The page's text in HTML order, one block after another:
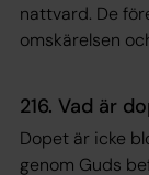
nattvard. De
omskärelsen
216. Vad är
Dopet är icke
genom Guds